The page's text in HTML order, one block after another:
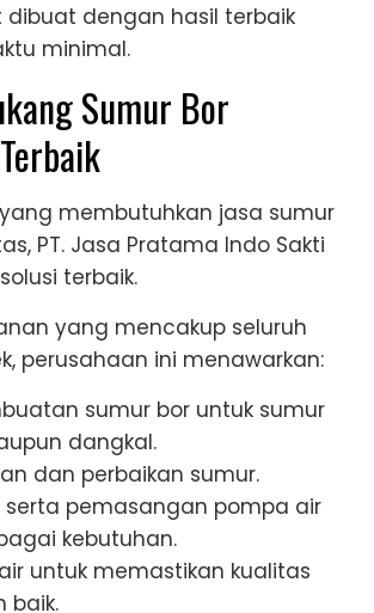
dibuat dengan hasil terbaik
minimal.
Sumur Bor
membutuhkan jasa sumur
PT. Jasa Pratama Indo Sakti
terbaik.
yang mencakup seluruh
perusahaan ini menawarkan:
sumur bor untuk sumur
dangkal.
dan perbaikan sumur.
serta pemasangan pompa air
kebutuhan.
untuk memastikan kualitas
baik.